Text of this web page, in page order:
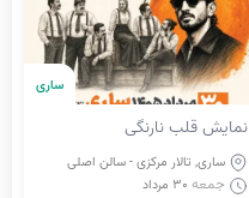
نمایش قلب نارنگی
ساری, تالار مرکزی - سالن اصلی
جمعه
ساری